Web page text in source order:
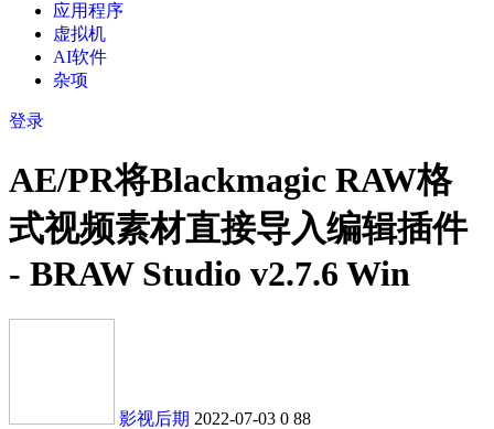
应用程序
虚拟机
AI软件
杂项
登录
AE/PR将Blackmagic RAW格
式视频素材直接导入编辑插件
- BRAW Studio v2.7.6 Win
影视后期 2022-07-03 0 88